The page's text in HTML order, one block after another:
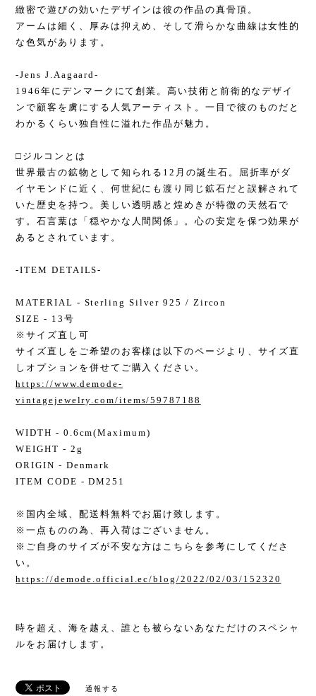
緻密で遊びの効いたデザインは彼の作品の真骨頂。
アームは細く、厚みは抑えめ、そして滑らかな曲線は女性的
な色気があります。
-Jens J.Aagaard-
1946年にデンマークにて創業。高い技術と前衛的なデザイ
ンで顧客を虜にする人気アーティスト。一目で彼のものだと
わかるくらい独自性に溢れた作品が魅力。
□ジルコンとは
世界最古の鉱物として知られる12月の誕生石。屈折率がダ
イヤモンドに近く、何世紀にも渡り同じ鉱石だと誤解されて
いた歴史を持つ。美しい透明感と煌めきが特徴の天然石で
す。石言葉は「穏やかな人間関係」。心の安定を保つ効果が
あるとされています。
-ITEM DETAILS-
MATERIAL - Sterling Silver 925 / Zircon
SIZE - 13号
※サイズ直し可
サイズ直しをご希望のお客様は以下のページより、サイズ直
しオプションを併せてご購入ください。
https://www.demode-
vintagejewelry.com/items/59787188
WIDTH - 0.6cm(Maximum)
WEIGHT - 2g
ORIGIN - Denmark
ITEM CODE - DM251
※国内全域、配送料無料でお届け致します。
※一点ものの為、再入荷はございません。
※ご自身のサイズが不安な方はこちらを参考にしてくださ
い。
https://demode.official.ec/blog/2022/02/03/152320
時を超え、海を越え、誰とも被らないあなただけのスペシャ
ルをお届けします。
通報する